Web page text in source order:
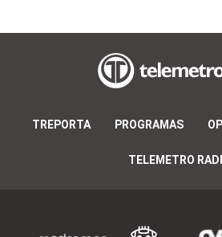
TREPORTA PROGRAMAS
TELEMETRO